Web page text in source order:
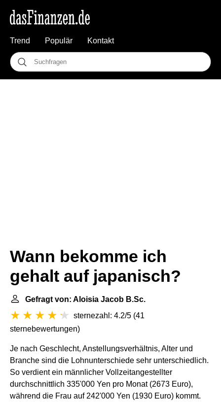
Trend Populär Kontakt
Wann bekomme ich
gehalt auf japanisch?
Gefragt von: Aloisia Jacob B.Sc.
sternezahl: 4.2/5 (41
sternebewertungen)
Je nach Geschlecht, Anstellungsverhältnis, Alter und
Branche sind die Lohnunterschiede sehr unterschiedlich.
So verdient ein männlicher Vollzeitangestellter
durchschnittlich 335'000 Yen pro Monat (2673 Euro),
während die Frau auf 242'000 Yen (1930 Euro) kommt.